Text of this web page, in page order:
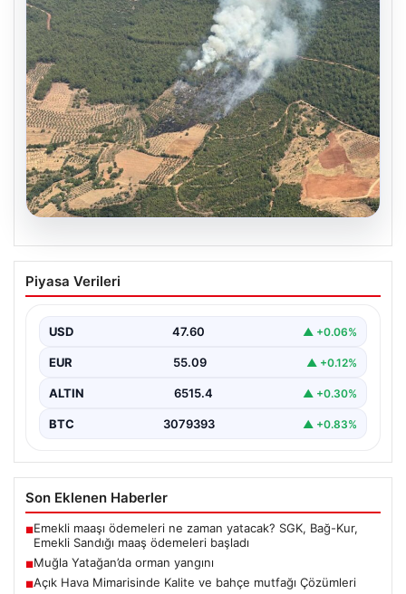
05.08.2026
Muğla Yatağan’da orman yangını
Piyasa Verileri
USD 47.60 ▲ +0.06%
EUR 55.09 ▲ +0.12%
ALTIN 6515.4 ▲ +0.30%
BTC 3079393 ▲ +0.83%
Son Eklenen Haberler
■Emekli maaşı ödemeleri ne zaman yatacak? SGK, Bağ-Kur,
Emekli Sandığı maaş ödemeleri başladı
■Muğla Yatağan’da orman yangını
■Açık Hava Mimarisinde Kalite ve bahçe mutfağı Çözümleri